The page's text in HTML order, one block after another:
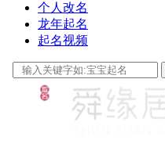
个人改名
龙年起名
起名视频